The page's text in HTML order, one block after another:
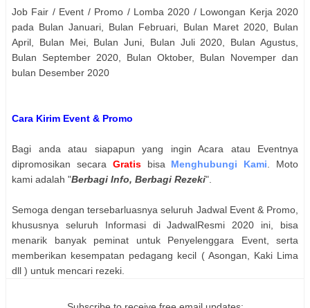
Job Fair / Event / Promo / Lomba 2020 / Lowongan Kerja 2020
pada Bulan Januari, Bulan Februari, Bulan Maret 2020, Bulan
April, Bulan Mei, Bulan Juni, Bulan Juli 2020, Bulan Agustus,
Bulan September 2020, Bulan Oktober, Bulan Novemper dan
bulan Desember 2020
Cara Kirim Event & Promo
Bagi anda atau siapapun yang ingin Acara atau Eventnya
dipromosikan secara Gratisbisa Menghubungi Kami . Moto
kami adalah "Berbagi Info, Berbagi Rezeki".
Semoga dengan tersebarluasnya seluruh Jadwal Event & Promo,
khususnya seluruh Informasi di JadwalResmi 2020 ini, bisa
menarik banyak peminat untuk Penyelenggara Event, serta
memberikan kesempatan pedagang kecil ( Asongan, Kaki Lima
dll ) untuk mencari rezeki.